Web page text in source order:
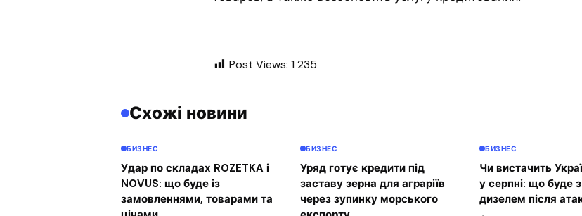
Post Views: 1 235
Схожі новини
БИЗНЕС
Удар по складах ROZETKA і
NOVUS: що буде із
замовленнями, товарами та
БИЗНЕС
Уряд готує кредити під
заставу зерна для аграріїв
через зупинку морського
БИЗНЕС
Чи вистачить
у серпні: що буде
дизелем після